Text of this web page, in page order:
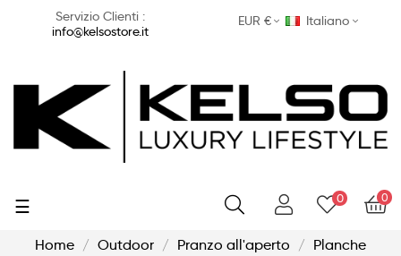
Servizio Clienti :
info@kelsostore.it
EUR € Italiano
0
0
navigazione
☰
Home Outdoor Pranzo all'aperto
Planche